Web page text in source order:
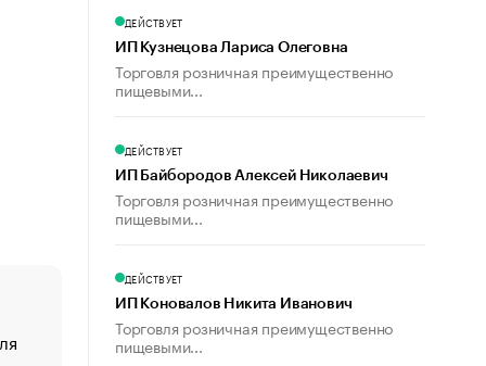
«От спорта тело стареет иначе». Как живет глава
ДЕЙСТВУЕТ
ИП Кузнецова Лариса Олеговна
Торговля розничная преимущественно
пищевыми...
ДЕЙСТВУЕТ
ИП Байбородов Алексей Николаевич
Торговля розничная преимущественно
пищевыми...
ДЕЙСТВУЕТ
ИП Коновалов Никита Иванович
Торговля розничная преимущественно
пищевыми...